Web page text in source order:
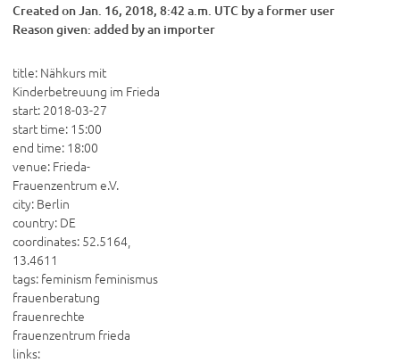
Createdon Jan. 16, 2018, 8:42 a.m. UTC by a former user
Reason given: added by an importer
title: Nähkurs mit
Kinderbetreuung im Frieda
start: 2018-03-27
start time: 15:00
end time: 18:00
venue: Frieda-
Frauenzentrum e.V.
city: Berlin
country: DE
coordinates: 52.5164,
13.4611
tags: feminism feminismus
frauenberatung
frauenrechte
frauenzentrum frieda
links: